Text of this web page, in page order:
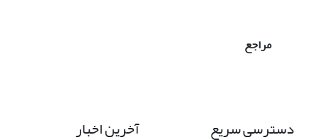
مراجع
دسترسی سریع آخرین اخبار